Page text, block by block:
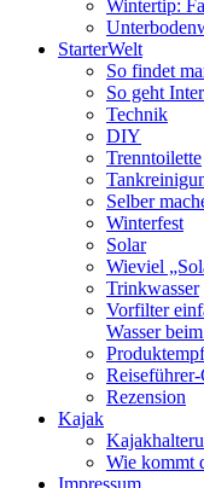
Wintertip:
StarterWelt
So findet
So geht
Technik
DIY
Trenntoilette
Selber
Winterfest
Solar
Wieviel
Trinkwasser
Vorfilter
Wasser
Rezension
Kajak
Wie kommt
Impressum